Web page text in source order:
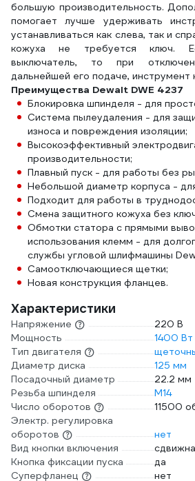
большую производительность.
помогает лучше удерживать
устанавливаться как слева, так и
кожуха не требуется ключ.
выключатель, то при
дальнейшей его подаче, инструмент
Преимущества Dewalt DWE 4237
Блокировка шпинделя - для
Система пылеудаления - для
износа и повреждения изоляции;
Высокоэффективный
производительности;
Плавный пуск - для работы без
Небольшой диаметр корпуса -
Подходит для работы в
Смена защитного кожуха без
Обмотки статора с прямыми
использования клемм - для
службы угловой шлифмашины
Самоотключающиеся щетки;
Новая конструкция фланцев.
Характеристики
Напряжение
220 В
Мощность
1400 Вт
Тип двигателя
Диаметр диска
125 мм
Посадочный диаметр
22.2 мм
Резьба шпинделя
М14
Число оборотов
11500
Электр. регулировка
оборотов
нет
Вид кнопки включения
Кнопка фиксации пуска
да
Суперфланец
нет